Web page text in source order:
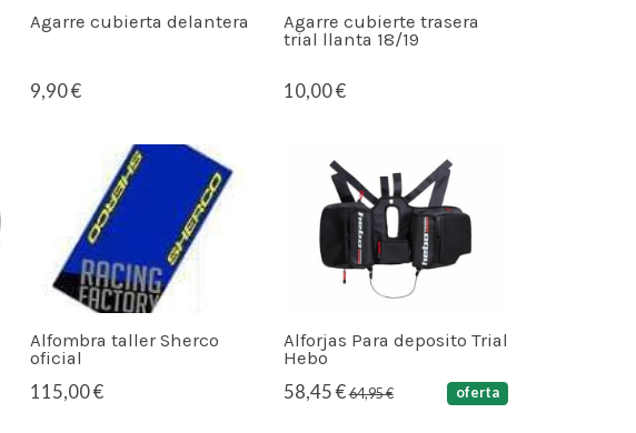
Agarre cubierta delantera
9,90 €
Agarre cubierte trasera
trial llanta 18/19
10,00 €
Alfombra taller Sherco
oficial
115,00 €
Alforjas Para deposito Trial
Hebo
58,45 €64,95 € oferta